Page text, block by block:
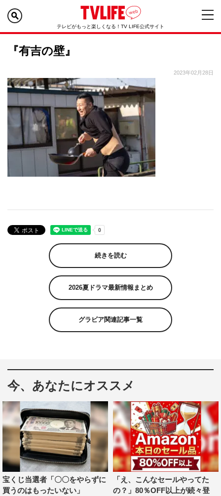
テレビがもっと楽しくなる！TV LIFE公式サイト
『有吉の壁』
2023年02月28日
続きを読む
2026夏ドラマ最新情報まとめ
グラビア関連記事一覧
今、あなたにオススメ
宝くじ当選者「〇〇をやらずに
買うのはもったいない」
「え、こんなセールやってた
の？」80％OFF以上が続々登